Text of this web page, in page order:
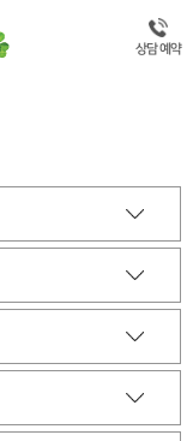
상담 예약